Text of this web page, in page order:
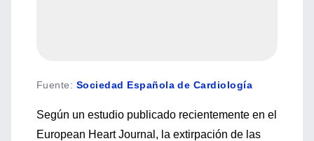
Fuente: Sociedad Española de Cardiología
Según un estudio publicado recientemente en el
European Heart Journal, la extirpación de las